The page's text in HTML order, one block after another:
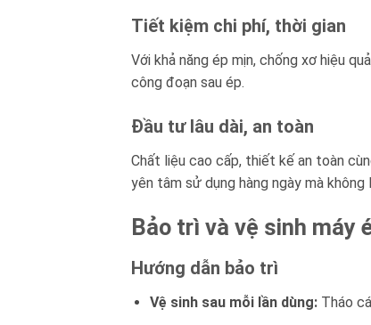
Tiết kiệm chi phí, thời gian
Với khả năng ép mịn, chống xơ hiệu
công đoạn sau ép.
Đầu tư lâu dài, an toàn
Chất liệu cao cấp, thiết kế an toàn
yên tâm sử dụng hàng ngày mà không
Bảo trì và vệ sinh máy
Hướng dẫn bảo trì
Vệ sinh sau mỗi lần dùng:Tháo